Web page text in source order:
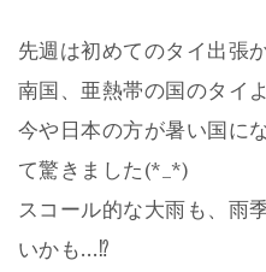
先週は初めてのタイ出張
南国、亜熱帯の国のタイ
今や日本の方が暑い国に
て驚きました(*_*)
スコール的な大雨も、雨
いかも…⁉︎